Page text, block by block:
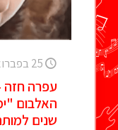
25 בפברואר 2023
עפרה חזה
שנים